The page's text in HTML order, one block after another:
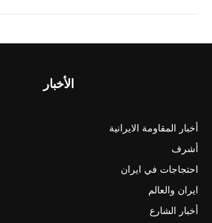
الأخبار
أخبار المقاومة الايرانية
أشرف
احتجاجات في ايران
ايران والعالم
أخبار الشارع